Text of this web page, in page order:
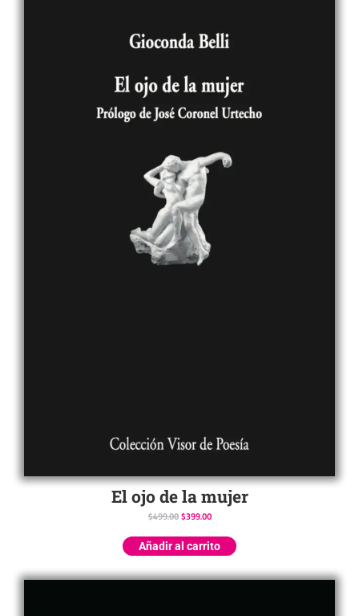
El ojo de la mujer
$499.00 $399.00
Añadir al carrito